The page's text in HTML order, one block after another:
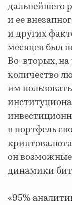
дальнейшего
и ее
и других
месяцев был
Во-вторых, на
количество
им
в портфель
он
динамики
«95%